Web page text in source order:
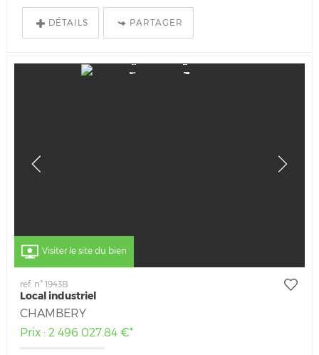
DÉTAILS PARTAGER
Visiter le site du bien
ref. n° 1943B
Local industriel
CHAMBERY
Prix : 2 496 027.84 €*